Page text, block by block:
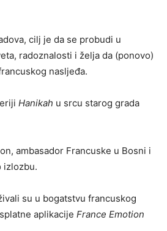
cilj je da se probudi u
radoznalosti i želja da (ponovo)
nasljeđa.
Hanikah u srcu starog grada
ambasador Francuske u Bosni i
izlozbu.
su u bogatstvu francuskog
aplikacije France Emotion